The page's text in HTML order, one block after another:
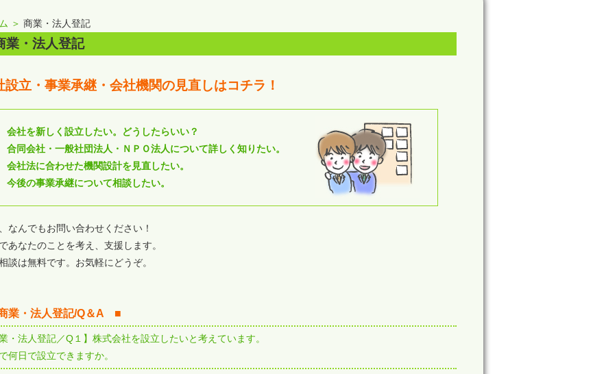
＞ 商業・法人登記
業・法人登記
設立・事業承継・会社機関の見直しはコチラ！
会社を新しく設立したい。どうしたらいい？
合同会社・一般社団法人・ＮＰＯ法人について詳しく知りたい。
会社法に合わせた機関設計を見直したい。
今後の事業承継について相談したい。
なんでもお問い合わせください！
あなたのことを考え、支援します。
談は無料です。お気軽にどうぞ。
業・法人登記/Q＆A ■
業・法人登記／Q１】株式会社を設立したいと考えています。
何日で設立できますか。